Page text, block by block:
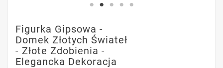
Figurka Gipsowa -
Domek Złotych Świateł
- Złote Zdobienia -
Elegancka Dekoracja